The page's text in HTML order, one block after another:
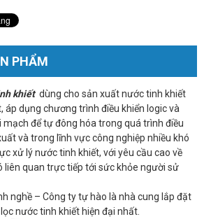
PHẨM
khiết dùng cho sản xuất nước tinh khiết
áp dụng chương trình điều khiển logic và
mạch để tự đông hóa trong quá trình điều
và trong lĩnh vực công nghiệp nhiều khó
xử lý nước tinh khiết, với yêu cầu cao về
liên quan trực tiếp tới sức khỏe người sử
nghề – Công ty tự hào là nhà cung lắp đặt
nước tinh khiết hiện đại nhất.